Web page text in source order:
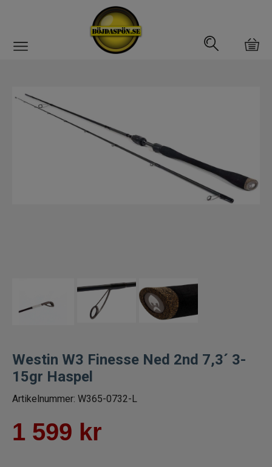
Abborrfemman
Spön för gäddfiske
Spön till abborrfiske
Havsfiskespön
Haspelspön
Westin W3 Finesse Ned 2nd 7,3´ 3-
15gr Haspel
Artikelnummer: W365-0732-L
1 599 kr